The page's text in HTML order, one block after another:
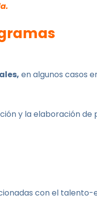
en algunos casos
y la elaboración de
con el